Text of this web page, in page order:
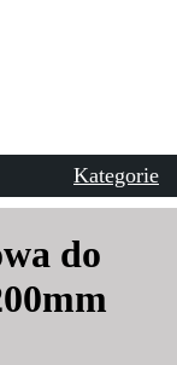
Kategorie
do